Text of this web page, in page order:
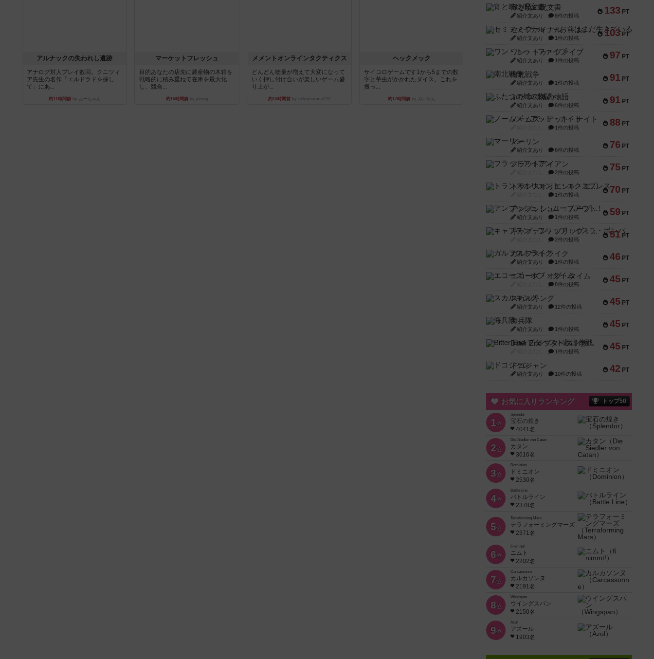
アルナックの失われし遺跡
アナログ対人プレイ数回。クニツィ
ア先生の名作「エルドラドを探し
て」にあ...
約11時間前by おーちゃん
マーケットフレッシュ
目的あなたの店先に農産物の木箱を
戦略的に積み重ねて在庫を最大化
し、競合...
約15時間前by jurong
メメントオンラインタクティクス
どんどん物量が増えて大変になって
いく押し付け合いが楽しいゲーム盛
り上が...
約15時間前 by nekomanma222
ヘックメック
サイコロゲームです1から5までの数
字と芋虫がかかれたダイス。これを
振っ...
約17時間前 by みいやん
133 PT
宵と暁の呪文書
紹介文あり 8件の投稿
103 PT
セミファイナル ～お前はまだ生きている～
紹介文あり 1件の投稿
97 PT
ワン・トゥ・ファイブ
紹介文あり 1件の投稿
91 PT
南北戦争
紹介文あり 1件の投稿
91 PT
ふたつの城の物語
紹介文あり 6件の投稿
88 PT
ノームズ・アット・ナイト
1件の投稿
76 PT
マーリン
紹介文あり 6件の投稿
75 PT
フラットアイアン
2件の投稿
70 PT
トランスオリエント・エクスプレス
1件の投稿
59 PT
アンブッシュ！：ムーブアウト！
紹介文あり 1件の投稿
51 PT
キャプテン・フリップ：イスラ・ボンバ
2件の投稿
46 PT
ガルフストライク
紹介文あり 1件の投稿
45 PT
エコーズ・オブ・タイム
8件の投稿
45 PT
スカルキング
紹介文あり 12件の投稿
45 PT
海兵隊
紹介文あり 1件の投稿
45 PT
Bitter End ブタペスト救出作戦
1件の投稿
42 PT
ドコジャン
紹介文あり 10件の投稿
お気に入りランキング トップ50
1位
Splendor
宝石の煌き
4041名
2位
Die Siedler von Catan
カタン
3616名
3位
Dominion
ドミニオン
2530名
4位
Battle Line
バトルライン
2378名
5位
Terraforming Mars
テラフォーミングマーズ
2371名
6位
6 nimmt!
ニムト
2202名
7位
Carcassonne
カルカソンヌ
2191名
8位
Wingspan
ウイングスパン
2150名
9位
Azul
アズール
1903名